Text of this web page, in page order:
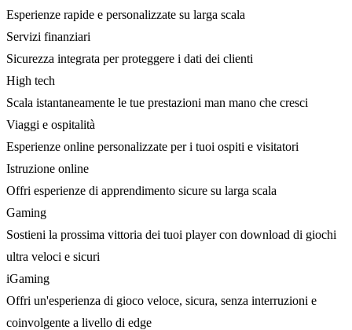
Esperienze rapide e personalizzate su larga scala
Servizi finanziari
Sicurezza integrata per proteggere i dati dei clienti
High tech
Scala istantaneamente le tue prestazioni man mano che cresci
Viaggi e ospitalità
Esperienze online personalizzate per i tuoi ospiti e visitatori
Istruzione online
Offri esperienze di apprendimento sicure su larga scala
Gaming
Sostieni la prossima vittoria dei tuoi player con download di giochi
ultra veloci e sicuri
iGaming
Offri un'esperienza di gioco veloce, sicura, senza interruzioni e
coinvolgente a livello di edge